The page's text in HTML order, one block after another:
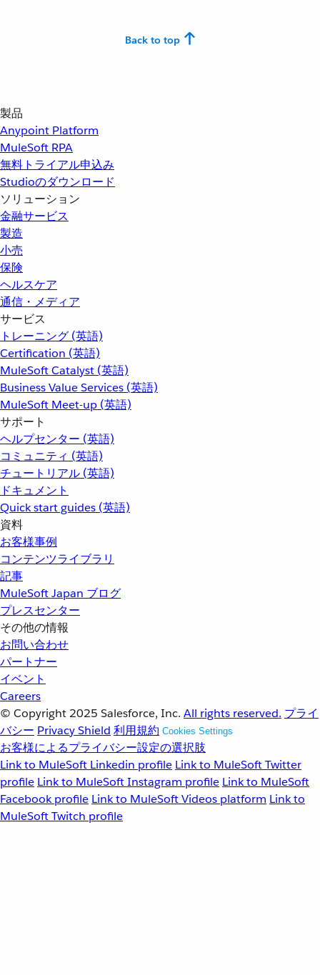
Back to top
製品
Anypoint Platform
MuleSoft RPA
無料トライアル申込み
Studioのダウンロード
ソリューション
金融サービス
製造
小売
保険
ヘルスケア
通信・メディア
サービス
トレーニング (英語)
Certification (英語)
MuleSoft Catalyst (英語)
Business Value Services (英語)
MuleSoft Meet-up (英語)
サポート
ヘルプセンター (英語)
コミュニティ (英語)
チュートリアル (英語)
ドキュメント
Quick start guides (英語)
資料
お客様事例
コンテンツライブラリ
記事
MuleSoft Japan ブログ
プレスセンター
その他の情報
お問い合わせ
パートナー
イベント
Careers
© Copyright 2025 Salesforce, Inc. All rights reserved. プライ
バシー Privacy Shield 利用規約 Cookies Settings
お客様によるプライバシー設定の選択肢
Link to MuleSoft Linkedin profile Link to MuleSoft Twitter
profile Link to MuleSoft Instagram profile Link to MuleSoft
Facebook profile Link to MuleSoft Videos platform Link to
MuleSoft Twitch profile